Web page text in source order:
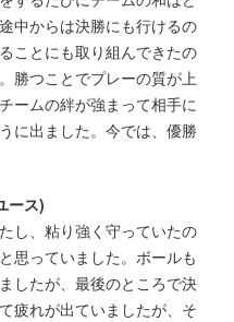
中からは決勝にも行けるの
ことにも取り組んできたの
勝つことでプレーの質が上
ームの絆が強まって相手に
に出ました。今では、優勝
ース)
し、粘り強く守っていたの
思っていました。ボールも
したが、最後のところで決
疲れが出ていましたが、そ